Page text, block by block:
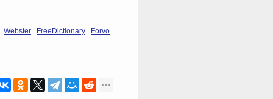
Webster FreeDictionary Forvo